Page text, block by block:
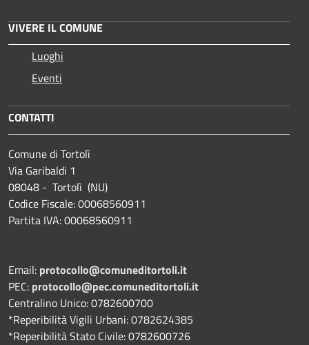
VIVERE IL COMUNE
Luoghi
Eventi
CONTATTI
Comune di Tortolì
Via Garibaldi 1
08048 - Tortolì (NU)
Codice Fiscale: 00068560911
Partita IVA: 00068560911
Email: protocollo@comuneditortoli.it
PEC: protocollo@pec.comuneditortoli.it
Centralino Unico: 0782600700
*Reperibilità Vigili Urbani: 0782624385
*Reperibilità Stato Civile: 0782600726